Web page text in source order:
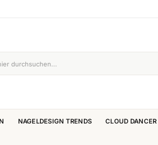
NAGELDESIGN TRENDS CLOUD DANCER